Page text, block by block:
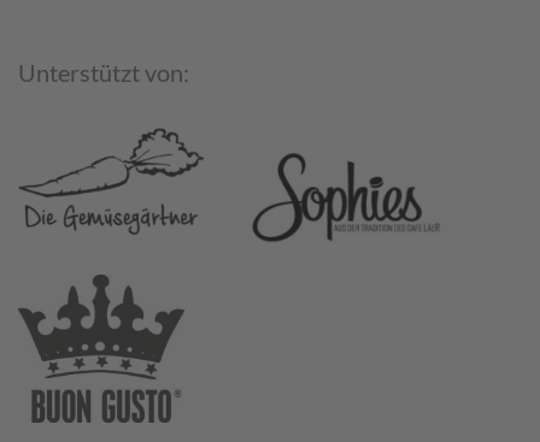
Unterstützt von: